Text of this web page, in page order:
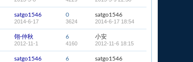
satgo1546
2014-6-17
0
3624
satgo1546
2014-6-17 18:54
翎·仲秋
2012-11-1
6
4160
小安
2012-11-6 18:15
satgo1546
6
satgo1546